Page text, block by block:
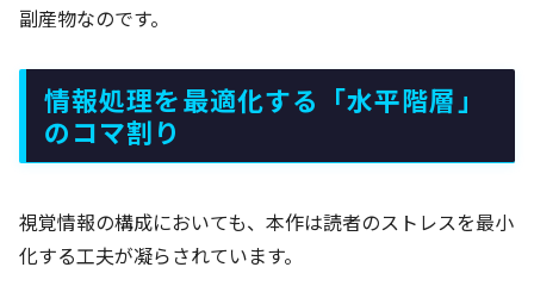
副産物なのです。
情報処理を最適化する「水平階層」
のコマ割り
視覚情報の構成においても、本作は読者のストレスを最小
化する工夫が凝らされています。